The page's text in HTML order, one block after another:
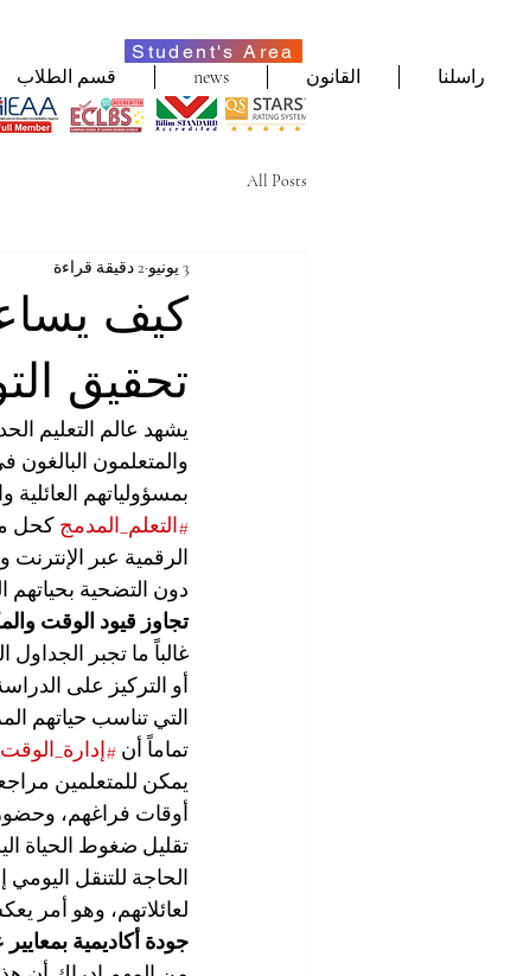
Student's Area
قسم الطلاب news القانون راسلنا
All Posts
كيف
تحقيق
3 يونيو 2 دقيقة قراءة
يشهد عالم التعليم
والمتعلمون البالغون
بمسؤولياتهم العائلية
#التعلم_المدمج كحل
الرقمية عبر
دون التضحية
تجاوز قيود الوقت
غالباً ما تجبر
أو التركيز على
التي تناسب حياتهم
تماماً أن #إدارة_الوقت
يمكن للمتعلمين
أوقات فراغهم،
تقليل ضغوط الحياة
الحاجة للتنقل
لعائلاتهم، وهو أمر
جودة أكاديمية بمعايير